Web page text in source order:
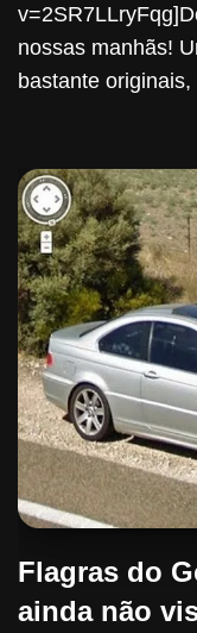
nossas manhãs!
bastante
Flagras do
ainda não